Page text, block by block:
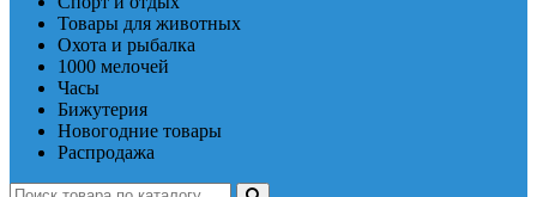
Товары для животных
Охота и рыбалка
1000 мелочей
Часы
Бижутерия
Новогодние товары
Распродажа